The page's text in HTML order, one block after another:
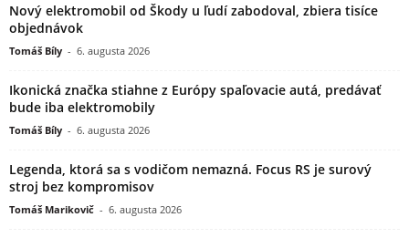
Nový elektromobil od Škody u ľudí zabodoval, zbiera tisíce
objednávok
Tomáš Bíly - 6. augusta 2026
Ikonická značka stiahne z Európy spaľovacie autá, predávať
bude iba elektromobily
Tomáš Bíly - 6. augusta 2026
Legenda, ktorá sa s vodičom nemazná. Focus RS je surový
stroj bez kompromisov
Tomáš Marikovič - 6. augusta 2026